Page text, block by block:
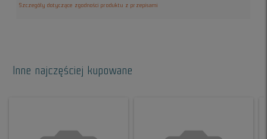
Szczegóły dotyczące zgodności produktu z przepisami
Inne najczęściej kupowane